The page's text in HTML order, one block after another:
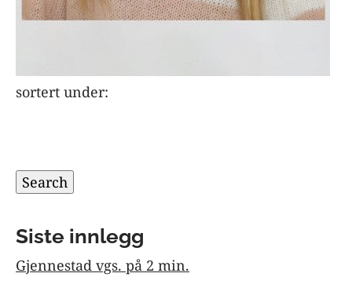
sortert under:
Search
Siste innlegg
Gjennestad vgs. på 2 min.